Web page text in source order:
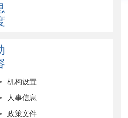
机构设置
人事信息
政策文件